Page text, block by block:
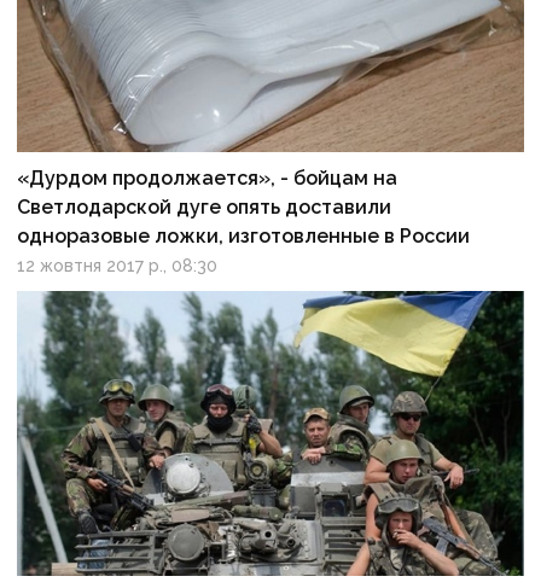
«Дурдом продолжается», - бойцам на
Светлодарской дуге опять доставили
одноразовые ложки, изготовленные в России
12 жовтня 2017 р., 08:30